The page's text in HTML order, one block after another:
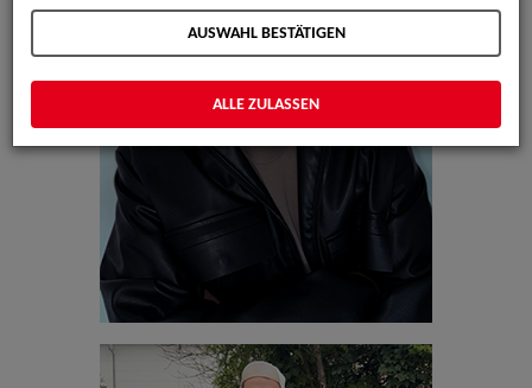
AUSWAHL BESTÄTIGEN
ALLE ZULASSEN